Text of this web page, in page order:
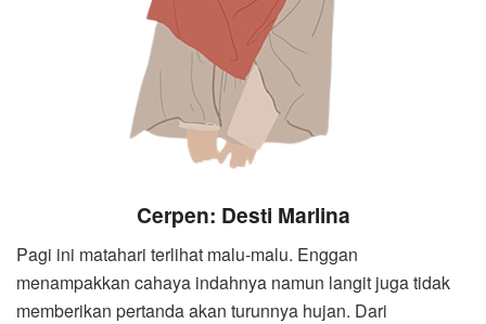
Cerpen: Desti Marlina
Pagi ini matahari terlihat malu-malu. Enggan
menampakkan cahaya indahnya namun langit juga tidak
memberikan pertanda akan turunnya hujan. Dari